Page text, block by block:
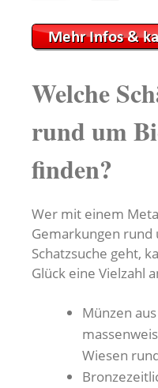
Welche
rund um
finden?
Wer mit einem
Gemarkungen rund
Schatzsuche geht,
Glück eine Vielzahl
Münzen
Wiesen